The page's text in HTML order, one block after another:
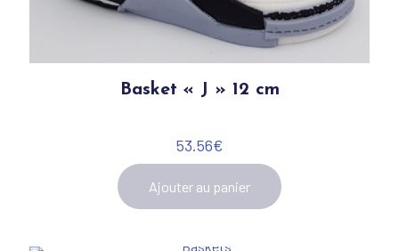
Basket « J » 12 cm
53.56€
Ajouter au panier